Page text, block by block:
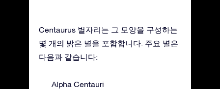
Centaurus 별자리는 그 모양을 구성하는
몇 개의 밝은 별을 포함합니다. 주요 별은
다음과 같습니다:
Alpha Centauri